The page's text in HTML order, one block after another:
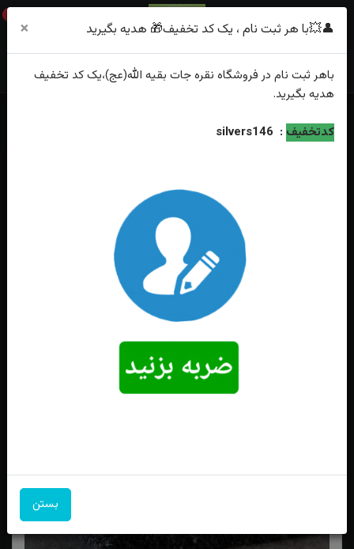
0
خانه فهرست محصولات
👤💥با هر ثبت نام ، یک کد تخفیف🎁 هدیه بگیرید ×
باهر ثبت نام در فروشگاه نقره جات بقیه الله(عج)،یک کد تخفیف
هدیه بگیرید.
کدتخفیف :
silvers146
بستن